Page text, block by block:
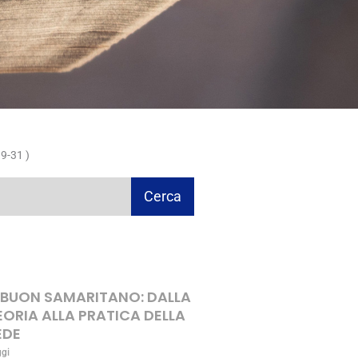
31 )
Cerca
SAMARITANO: DALLA
ALLA PRATICA DELLA